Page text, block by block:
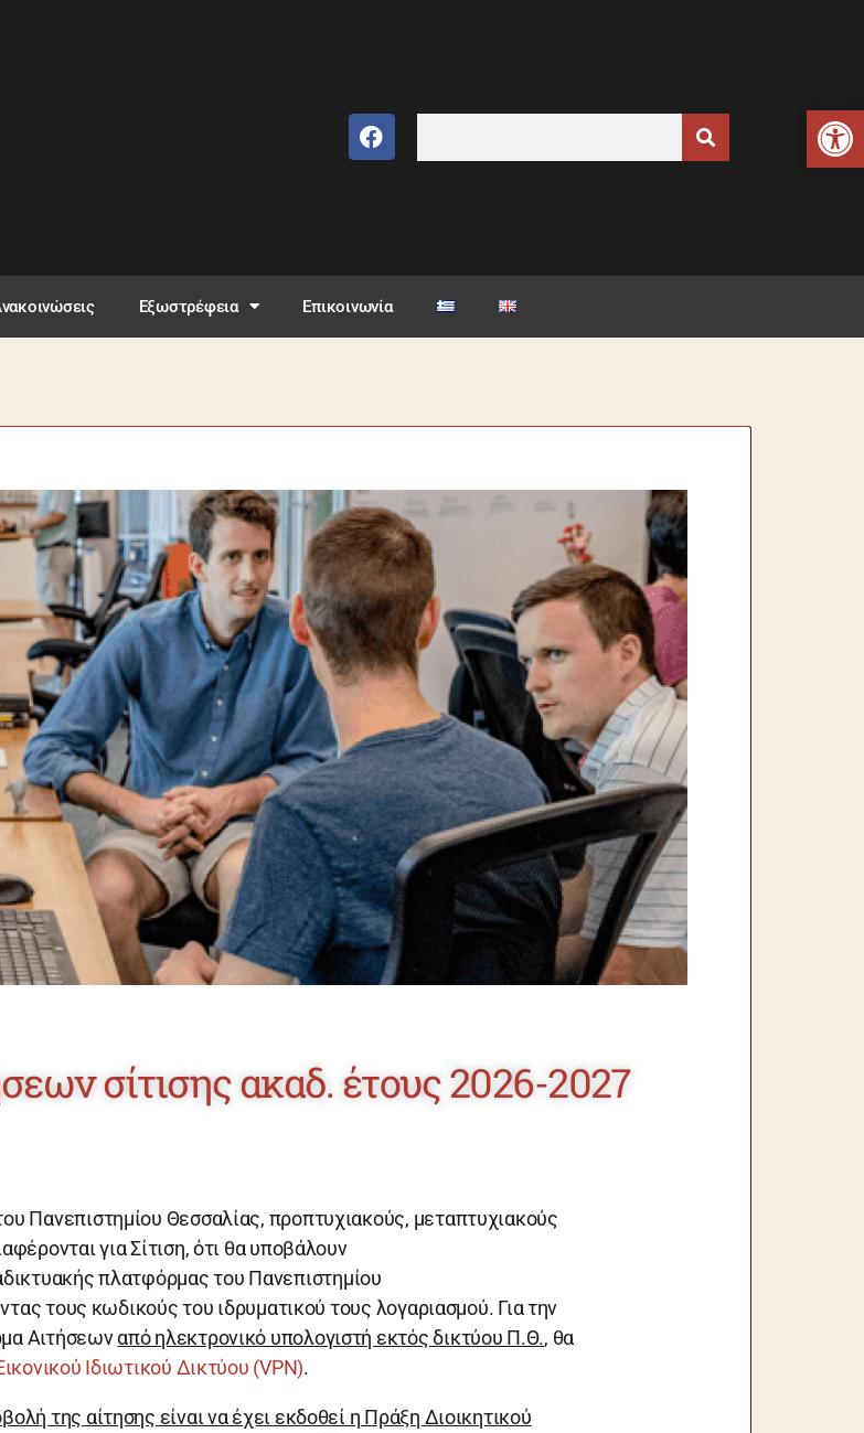
Ανοίξτε τη γραμμή εργαλείων
Εξωστρέφεια Επικοινωνία
σίτισης ακαδ. έτους 2026-2027
Πανεπιστημίου Θεσσαλίας, προπτυχιακούς, μεταπτυχιακούς
για Σίτιση, ότι θα υποβάλουν
πλατφόρμας του Πανεπιστημίου
τους κωδικούς του ιδρυματικού τους λογαριασμού. Για την
Αιτήσεωναπό ηλεκτρονικό υπολογιστή εκτός δικτύου Π.Θ., θα
Ιδιωτικού Δικτύου (VPN).
της αίτησης είναι να έχει εκδοθεί η Πράξη Διοικητικού